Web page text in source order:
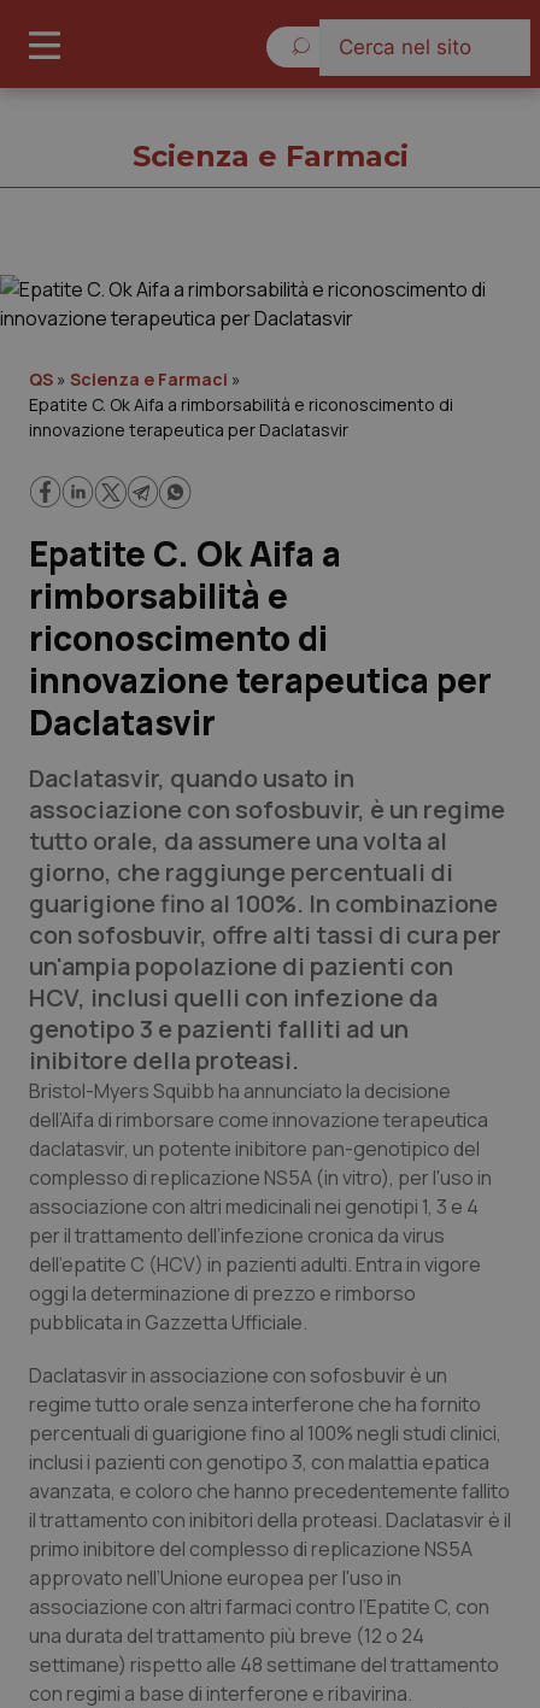
Governo e Parlamento
Regioni e Asl
Lavoro e Professioni
Scienza e Farmaci
Studi e Analisi
Lettere al direttore
Edizioni Regionali
QS Pro
Professionisti Sanitari.AI
Abruzzo
Basilicata
Calabria
Campania
Emilia-Romagna
Friuli Venezia Giulia
Liguria
Lombardia
Marche
Molise
Piemonte
QS Pro Gold
Artrite & artrosi
Asma & BPCO
Car-T
Colesterolo & coronaropatie
Dermatite Atopica
Disturbi dell’umore
Dolore
Donna & Salute
Epatiti
HIV
QS Club Newsletter
Scienza e Farmaci
QS » Scienza e Farmaci »
Epatite C. Ok Aifa a rimborsabilità e riconoscimento di
innovazione terapeutica per Daclatasvir
Epatite C. Ok Aifa a
rimborsabilità e
riconoscimento di
innovazione terapeutica per
Daclatasvir
Daclatasvir, quando usato in
associazione con sofosbuvir, è un regime
tutto orale, da assumere una volta al
giorno, che raggiunge percentuali di
guarigione fino al 100%. In combinazione
con sofosbuvir, offre alti tassi di cura per
un'ampia popolazione di pazienti con
HCV, inclusi quelli con infezione da
genotipo 3 e pazienti falliti ad un
inibitore della proteasi.
Bristol-Myers Squibb ha annunciato la decisione
dell’Aifa di rimborsare come innovazione terapeutica
daclatasvir, un potente inibitore pan-genotipico del
complesso di replicazione NS5A (in vitro), per l'uso in
associazione con altri medicinali nei genotipi 1, 3 e 4
per il trattamento dell’infezione cronica da virus
dell’epatite C (HCV) in pazienti adulti. Entra in vigore
oggi la determinazione di prezzo e rimborso
pubblicata in Gazzetta Ufficiale.
Daclatasvir in associazione con sofosbuvir è un
regime tutto orale senza interferone che ha fornito
percentuali di guarigione fino al 100% negli studi clinici,
inclusi i pazienti con genotipo 3, con malattia epatica
avanzata, e coloro che hanno precedentemente fallito
il trattamento con inibitori della proteasi. Daclatasvir è il
primo inibitore del complesso di replicazione NS5A
approvato nell’Unione europea per l'uso in
associazione con altri farmaci contro l’Epatite C, con
una durata del trattamento più breve (12 o 24
settimane) rispetto alle 48 settimane del trattamento
con regimi a base di interferone e ribavirina.